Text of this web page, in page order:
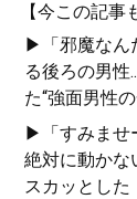
【今この記事
▶「邪魔なん
る後ろの男性
た“強面男性
▶「すみませ
絶対に動かな
スカッとした